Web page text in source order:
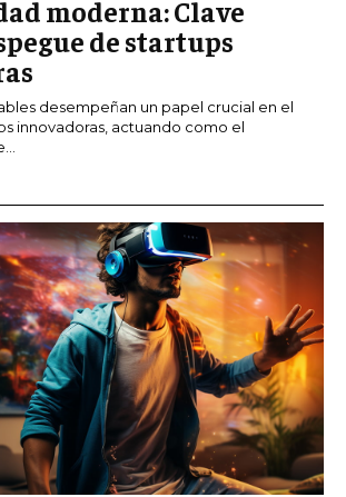
moderna: Clave
de startups
desempeñan un papel crucial en el
innovadoras, actuando como el